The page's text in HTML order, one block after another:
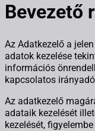
Bevezető
Az Adatkezelő a
adatok kezelése
információs
kapcsolatos
Az adatkezelő
adataik kezelését
kezelését,